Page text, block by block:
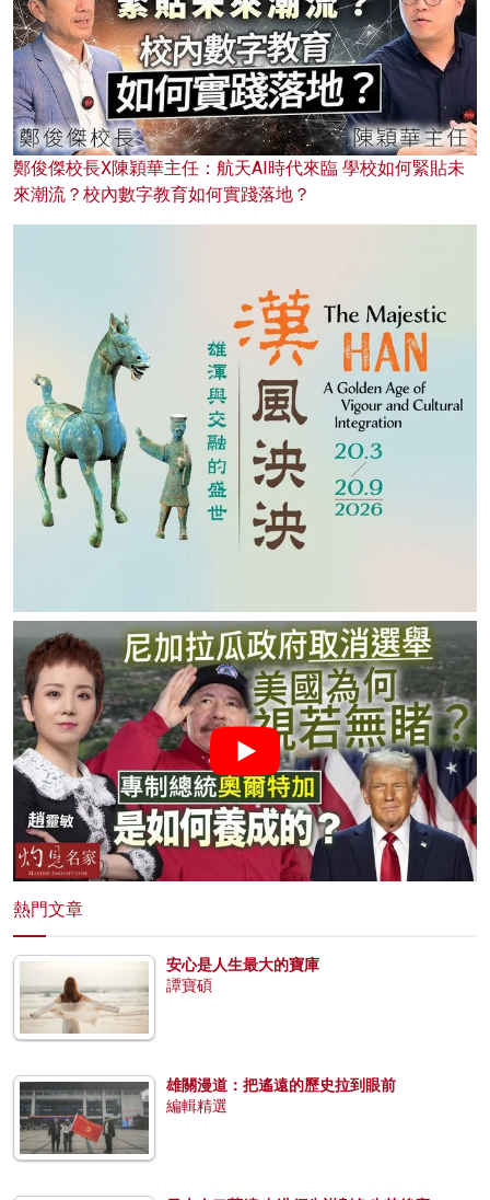
鄭俊傑校長X陳穎華主任：航天AI時代來臨 學校如何緊貼未
來潮流？校內數字教育如何實踐落地？
熱門文章
安心是人生最大的寶庫
譚寶碩
雄關漫道：把遙遠的歷史拉到眼前
編輯精選